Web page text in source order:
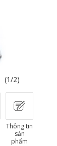
(1/2)
Thông tin
sản
phẩm